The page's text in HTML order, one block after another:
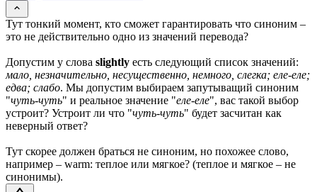
Тут тонкий момент, кто сможет гарантировать что синоним –
это не действительно одно из значений перевода?
Допустим у слова slightly есть следующий список значений:
мало, незначительно, несущественно, немного, слегка; еле-еле;
едва; слабо. Мы допустим выбираем запутыващий синоним
"чуть-чуть" и реальное значение "еле-еле", вас такой выбор
устроит? Устроит ли что "чуть-чуть" будет засчитан как
неверный ответ?
Тут скорее должен браться не синоним, но похожее слово,
например – warm: теплое или мягкое? (теплое и мягкое – не
синонимы).